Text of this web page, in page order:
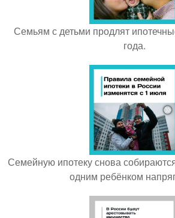
Семьям с детьми продлят
года.
Семейную ипотеку снова
одним ребёнком